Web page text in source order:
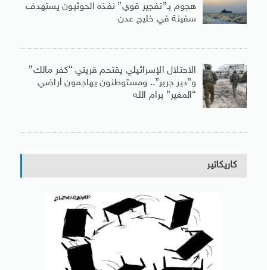
هجوم بـ”تفجير قوي” نفذه الحوثيون يستهدف
سفينة في خليج عدن
الاحتلال الإسرائيلي يقتحم قريتي “كفر مالك”
و”دير جرير”.. ومستوطنون يهاجمون أراضي
“المغير” برام الله
كاريكاتير